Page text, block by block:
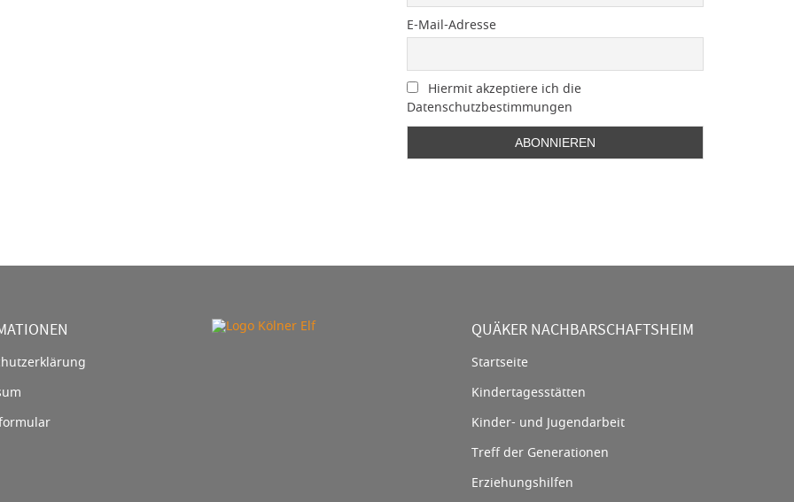
E-Mail-Adresse
Hiermit akzeptiere ich die
Datenschutzbestimmungen
QUÄKER NACHBARSCHAFTSHEIM
Startseite
Kindertagesstätten
Kinder- und Jugendarbeit
Treff der Generationen
Erziehungshilfen